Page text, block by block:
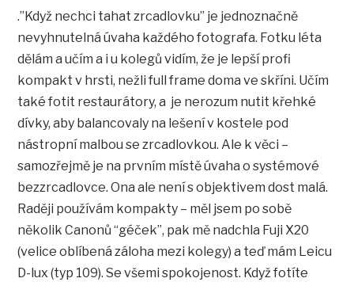
.”Když nechci tahat zrcadlovku” je jednoznačně
nevyhnutelná úvaha každého fotografa. Fotku léta
dělám a učím a i u kolegů vidím, že je lepší profi
kompakt v hrsti, nežli full frame doma ve skříni. Učím
také fotit restaurátory, a je nerozum nutit křehké
dívky, aby balancovaly na lešení v kostele pod
nástropní malbou se zrcadlovkou. Ale k věci –
samozřejmě je na prvním místě úvaha o systémové
bezzrcadlovce. Ona ale není s objektivem dost malá.
Raději používám kompakty – měl jsem po sobě
několik Canonů “géček”, pak mě nadchla Fuji X20
(velice oblíbená záloha mezi kolegy) a teď mám Leicu
D-lux (typ 109). Se všemi spokojenost. Když fotíte